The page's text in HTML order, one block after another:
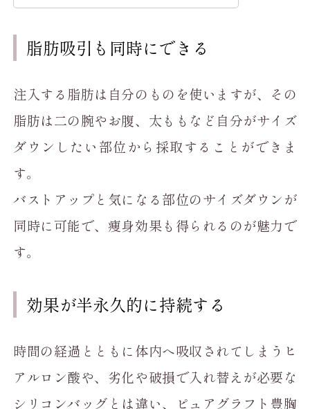
脂肪吸引も同時にできる
注入する脂肪は自分のものを使いますが、その
脂肪は二の腕やお腹、太ももなど自分がサイズ
ダウンしたい部位から採取することができま
す。
バストアップと気になる部位のサイズダウンが
同時に可能で、痩身効果も得られるのが魅力で
す。
効果が半永久的に持続する
時間の経過とともに体内へ吸収されてしまうヒ
アルロン酸や、劣化や破損で入れ替えが必要な
シリコンバッグとは違い、ピュアグラフト豊胸